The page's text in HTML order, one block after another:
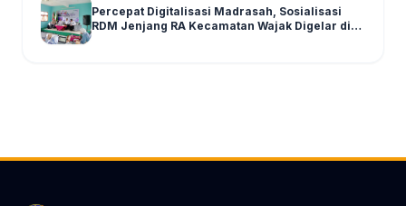
Percepat Digitalisasi Madrasah, Sosialisasi
RDM Jenjang RA Kecamatan Wajak Digelar di